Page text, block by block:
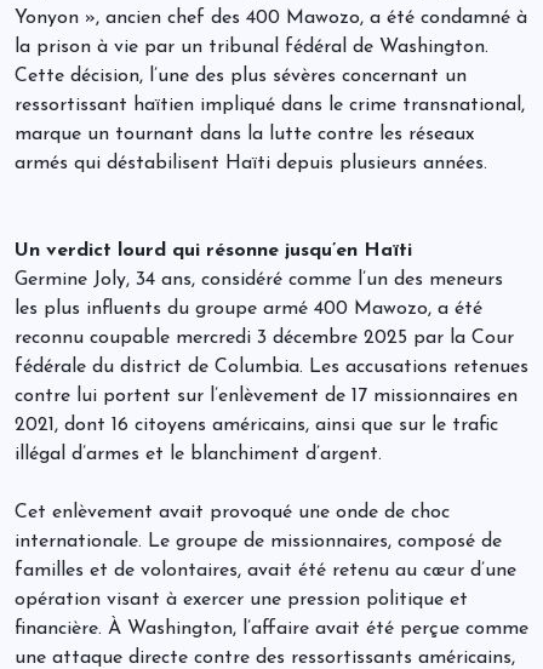
Yonyon », ancien chef des 400 Mawozo, a été condamné à
la prison à vie par un tribunal fédéral de Washington.
Cette décision, l’une des plus sévères concernant un
ressortissant haïtien impliqué dans le crime transnational,
marque un tournant dans la lutte contre les réseaux
armés qui déstabilisent Haïti depuis plusieurs années.
Un verdict lourd qui résonne jusqu’en Haïti
Germine Joly, 34 ans, considéré comme l’un des meneurs
les plus influents du groupe armé 400 Mawozo, a été
reconnu coupable mercredi 3 décembre 2025 par la Cour
fédérale du district de Columbia. Les accusations retenues
contre lui portent sur l’enlèvement de 17 missionnaires en
2021, dont 16 citoyens américains, ainsi que sur le trafic
illégal d’armes et le blanchiment d’argent.
Cet enlèvement avait provoqué une onde de choc
internationale. Le groupe de missionnaires, composé de
familles et de volontaires, avait été retenu au cœur d’une
opération visant à exercer une pression politique et
financière. À Washington, l’affaire avait été perçue comme
une attaque directe contre des ressortissants américains,